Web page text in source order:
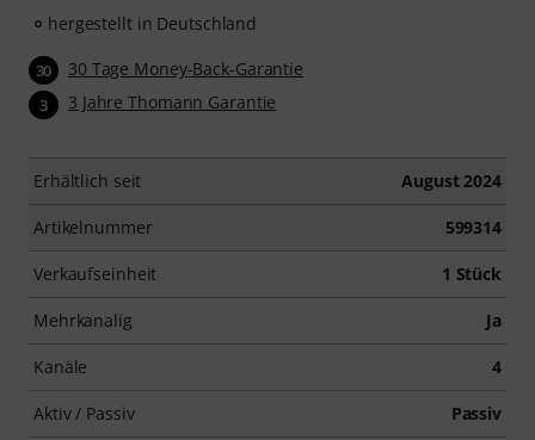
hergestellt in Deutschland
30 30 Tage Money-Back-Garantie
3 3 Jahre Thomann Garantie
Erhältlich seit August 2024
Artikelnummer 599314
Verkaufseinheit 1 Stück
Mehrkanalig Ja
Kanäle 4
Aktiv / Passiv Passiv